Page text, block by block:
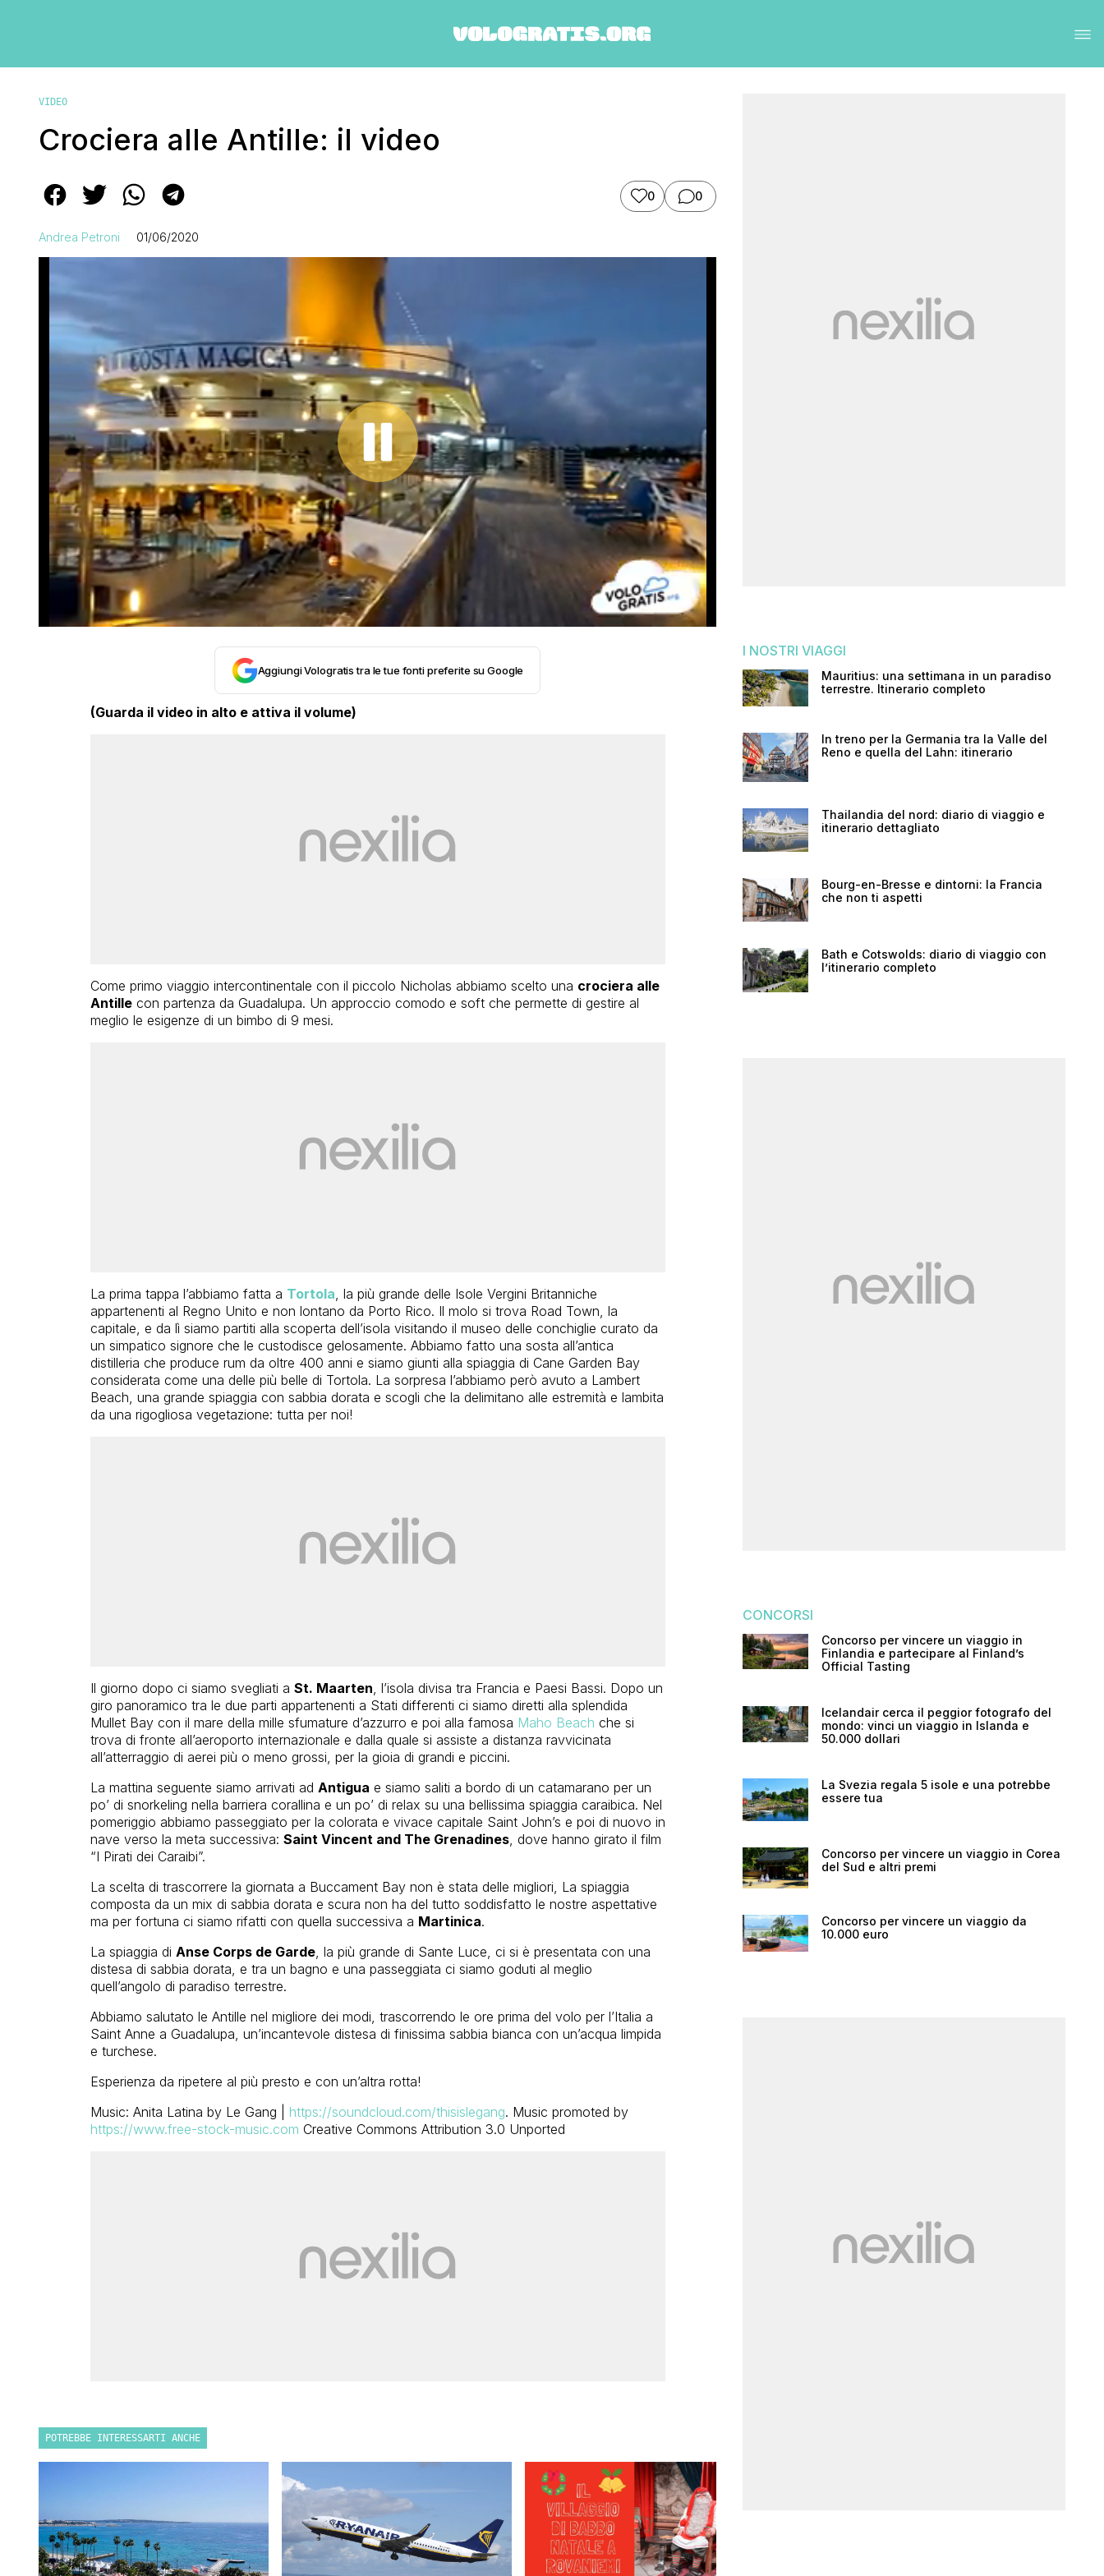
VIDEO
Crociera alle Antille: il video
0 0
Andrea Petroni 01/06/2020
Aggiungi Vologratis tra le tue fonti preferite su Google
(Guarda il video in alto e attiva il volume)
Come primo viaggio intercontinentale con il piccolo Nicholas abbiamo scelto una crociera alle
Antillecon partenza da Guadalupa. Un approccio comodo e soft che permette di gestire al
meglio le esigenze di un bimbo di 9 mesi.
La prima tappa l’abbiamo fatta a Tortola , la più grande delle Isole Vergini Britanniche
appartenenti al Regno Unito e non lontano da Porto Rico. Il molo si trova Road Town, la
capitale, e da lì siamo partiti alla scoperta dell’isola visitando il museo delle conchiglie curato da
un simpatico signore che le custodisce gelosamente. Abbiamo fatto una sosta all’antica
distilleria che produce rum da oltre 400 anni e siamo giunti alla spiaggia di Cane Garden Bay
considerata come una delle più belle di Tortola. La sorpresa l’abbiamo però avuto a Lambert
Beach, una grande spiaggia con sabbia dorata e scogli che la delimitano alle estremità e lambita
da una rigogliosa vegetazione: tutta per noi!
Il giorno dopo ci siamo svegliati a St. Maarten , l’isola divisa tra Francia e Paesi Bassi. Dopo un
giro panoramico tra le due parti appartenenti a Stati differenti ci siamo diretti alla splendida
Mullet Bay con il mare della mille sfumature d’azzurro e poi alla famosa Maho Beach che si
trova di fronte all’aeroporto internazionale e dalla quale si assiste a distanza ravvicinata
all’atterraggio di aerei più o meno grossi, per la gioia di grandi e piccini.
La mattina seguente siamo arrivati ad Antigua e siamo saliti a bordo di un catamarano per un
po’ di snorkeling nella barriera corallina e un po’ di relax su una bellissima spiaggia caraibica. Nel
pomeriggio abbiamo passeggiato per la colorata e vivace capitale Saint John’s e poi di nuovo in
nave verso la meta successiva: Saint Vincent and The Grenadines, dove hanno girato il film
“I Pirati dei Caraibi”.
La scelta di trascorrere la giornata a Buccament Bay non è stata delle migliori, La spiaggia
composta da un mix di sabbia dorata e scura non ha del tutto soddisfatto le nostre aspettative
ma per fortuna ci siamo rifatti con quella successiva a Martinica.
La spiaggia di Anse Corps de Garde, la più grande di Sante Luce, ci si è presentata con una
distesa di sabbia dorata, e tra un bagno e una passeggiata ci siamo goduti al meglio
quell’angolo di paradiso terrestre.
Abbiamo salutato le Antille nel migliore dei modi, trascorrendo le ore prima del volo per l’Italia a
Saint Anne a Guadalupa, un’incantevole distesa di finissima sabbia bianca con un’acqua limpida
e turchese.
Esperienza da ripetere al più presto e con un’altra rotta!
Music: Anita Latina by Le Gang | https://soundcloud.com/thisislegang. Music promoted by
https://www.free-stock-music.com Creative Commons Attribution 3.0 Unported
POTREBBE INTERESSARTI ANCHE
I NOSTRI VIAGGI
Mauritius: una settimana in un paradiso
terrestre. Itinerario completo
In treno per la Germania tra la Valle del
Reno e quella del Lahn: itinerario
Thailandia del nord: diario di viaggio e
itinerario dettagliato
Bourg-en-Bresse e dintorni: la Francia
che non ti aspetti
Bath e Cotswolds: diario di viaggio con
l’itinerario completo
CONCORSI
Concorso per vincere un viaggio in
Finlandia e partecipare al Finland’s
Official Tasting
Icelandair cerca il peggior fotografo del
mondo: vinci un viaggio in Islanda e
50.000 dollari
La Svezia regala 5 isole e una potrebbe
essere tua
Concorso per vincere un viaggio in Corea
del Sud e altri premi
Concorso per vincere un viaggio da
10.000 euro